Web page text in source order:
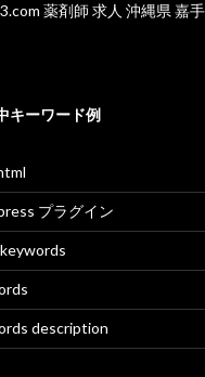
薬剤師 求人 沖縄県 嘉
キーワード例
プラグイン
description